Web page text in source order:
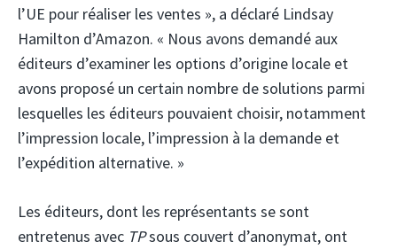
l’UE pour réaliser les ventes », a déclaré Lindsay
Hamilton d’Amazon. « Nous avons demandé aux
éditeurs d’examiner les options d’origine locale et
avons proposé un certain nombre de solutions parmi
lesquelles les éditeurs pouvaient choisir, notamment
l’impression locale, l’impression à la demande et
l’expédition alternative. »
Les éditeurs, dont les représentants se sont
entretenus avec TPsous couvert d’anonymat, ont